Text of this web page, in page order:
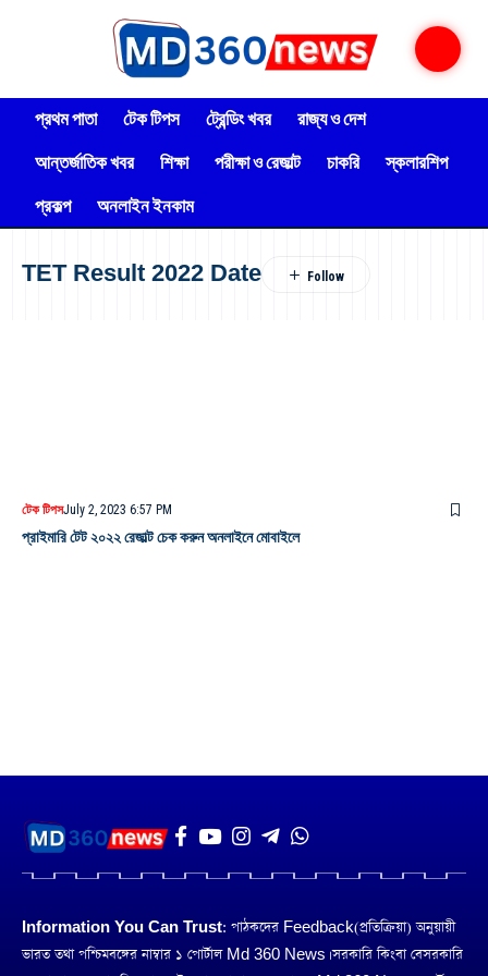
প্রথম পাতা টেক টিপস ট্রেন্ডিং খবর
রাজ্য ও দেশ
আন্তর্জাতিক খবর
শিক্ষা পরীক্ষা ও রেজাল্ট চাকরি
স্কলারশিপ
প্রকল্প
অনলাইন ইনকাম
TET Result 2022 Date
টেক টিপসJuly 2, 2023 6:57 PM
প্রাইমারি টেট ২০২২ রেজাল্ট চেক করুন অনলাইনে মোবাইলে
Information You Can Trust: পাঠকদের Feedback(প্রতিক্রিয়া) অনুয়ায়ী
ভারত তথা পশ্চিমবঙ্গের নাম্বার ১ পোর্টাল Md 360 News। সরকারি কিংবা বেসরকারি